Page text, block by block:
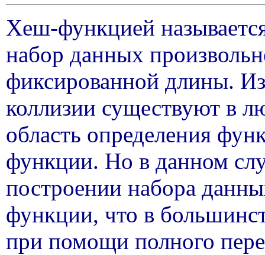
Хеш-функцией
набор данных
фиксированной длины. Из
коллизии существуют в
область определения
функции. Но в данном
построении набора
функции, что в
при помощи полного